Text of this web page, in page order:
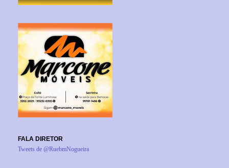
FALA DIRETOR
Tweets de @RuebmNogueira